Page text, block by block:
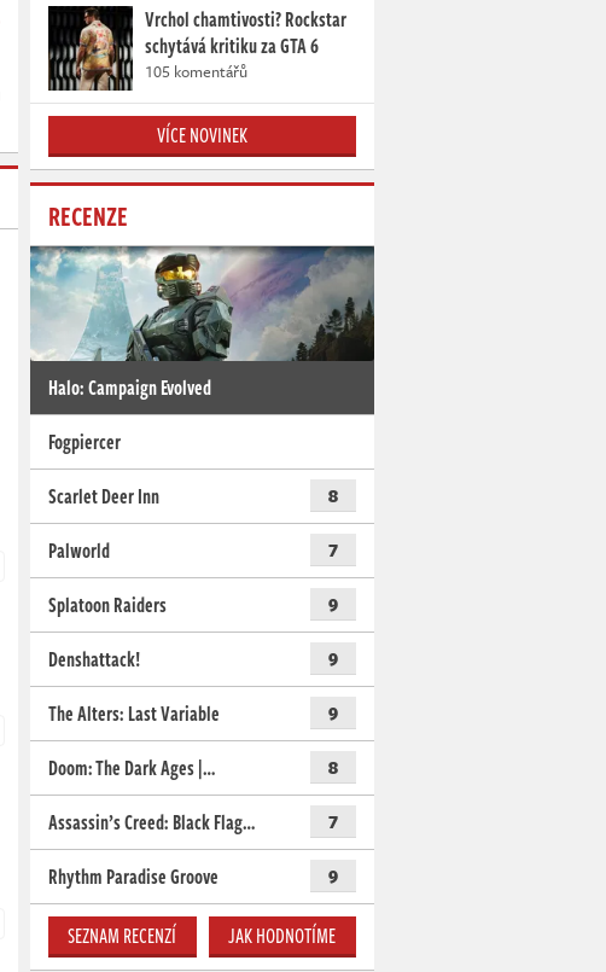
Vrchol chamtivosti? Rockstar
schytává kritiku za GTA 6
105 komentářů
VÍCE NOVINEK
RECENZE
Halo: Campaign Evolved
Fogpiercer
Scarlet Deer Inn
8
Palworld 7
Splatoon Raiders 9
Denshattack! 9
The Alters: Last Variable 9
Doom: The Dark Ages |… 8
Assassin’s Creed: Black Flag… 7
Rhythm Paradise Groove 9
SEZNAM RECENZÍ JAK HODNOTÍME